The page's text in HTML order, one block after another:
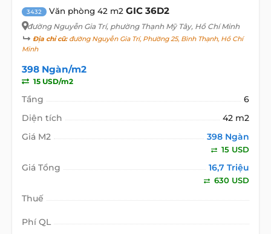
3432 Văn phòng 42 m2 GIC 36D2
đường Nguyễn Gia Trí, phường Thạnh Mỹ Tây, Hồ Chí Minh
Địa chỉ cũ:đường Nguyễn Gia Trí, Phường 25, Bình Thạnh, Hồ Chí
Minh
398 Ngàn/m2
15 USD/m2
Tầng
6
Diện tích
42 m2
Giá M2
398 Ngàn
15 USD
Giá Tổng 16,7 Triệu
630 USD
Thuế
Phí QL